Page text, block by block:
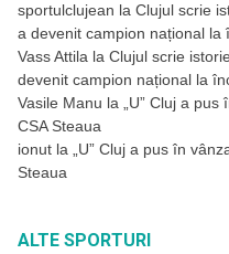
sportulclujean la Clujul scrie
a devenit campion național la
Vass Attila la Clujul scrie
devenit campion național la
Vasile Manu la
„U” Cluj a
CSA Steaua
ionut la
„U” Cluj a pus în
Steaua
ALTE SPORTURI